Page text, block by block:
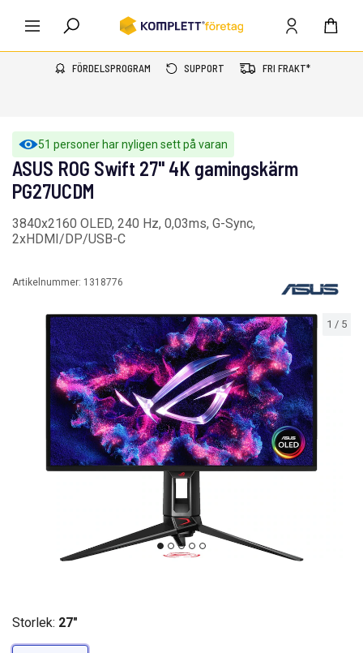
FÖRDELSPROGRAM SUPPORT FRI FRAKT*
51 personer har nyligen sett på varan
1 / 5
ASUS ROG Swift 27" 4K gamingskärm
PG27UCDM
3840x2160 OLED, 240 Hz, 0,03ms, G-Sync,
2xHDMI/DP/USB-C
Artikelnummer: 1318776
Storlek: 27"